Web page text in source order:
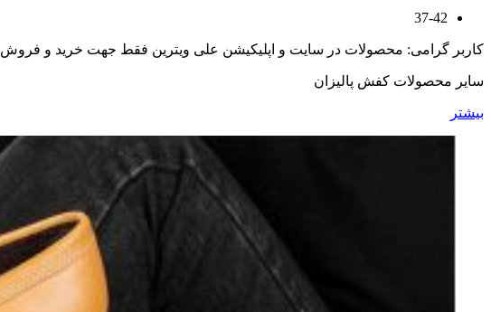
37-42
کاربر گرامی: محصولات در سایت و اپلیکیشن علی ویترین فقط جهت خرید و فروش
سایر محصولات کفش پالیزان
بیشتر